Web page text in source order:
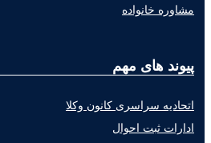
مشاوره خانواده
پیوند های مهم
اتحادیه سراسری کانون وکلا
ادارات ثبت احوال